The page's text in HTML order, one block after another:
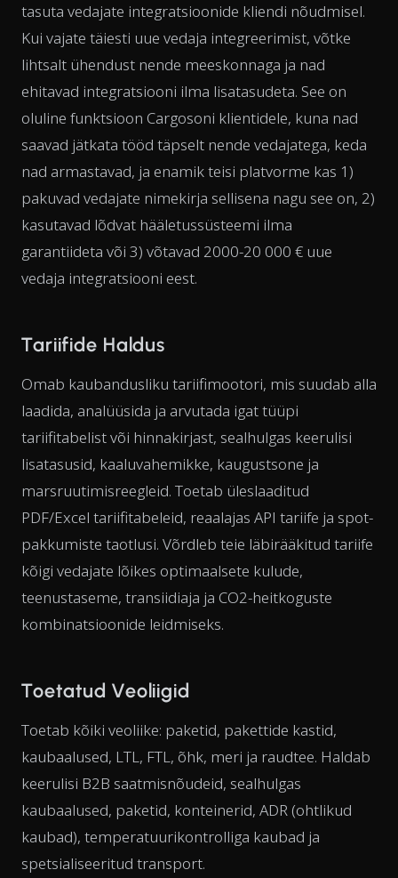
tasuta vedajate integratsioonide kliendi nõudmisel.
Kui vajate täiesti uue vedaja integreerimist, võtke
lihtsalt ühendust nende meeskonnaga ja nad
ehitavad integratsiooni ilma lisatasudeta. See on
oluline funktsioon Cargosoni klientidele, kuna nad
saavad jätkata tööd täpselt nende vedajatega, keda
nad armastavad, ja enamik teisi platvorme kas 1)
pakuvad vedajate nimekirja sellisena nagu see on, 2)
kasutavad lõdvat hääletussüsteemi ilma
garantiideta või 3) võtavad 2000-20 000 € uue
vedaja integratsiooni eest.
Tariifide Haldus
Omab kaubandusliku tariifimootori, mis suudab alla
laadida, analüüsida ja arvutada igat tüüpi
tariifitabelist või hinnakirjast, sealhulgas keerulisi
lisatasusid, kaaluvahemikke, kaugustsone ja
marsruutimisreegleid. Toetab üleslaaditud
PDF/Excel tariifitabeleid, reaalajas API tariife ja spot-
pakkumiste taotlusi. Võrdleb teie läbirääkitud tariife
kõigi vedajate lõikes optimaalsete kulude,
teenustaseme, transiidiaja ja CO2-heitkoguste
kombinatsioonide leidmiseks.
Toetatud Veoliigid
Toetab kõiki veoliike: paketid, pakettide kastid,
kaubaalused, LTL, FTL, õhk, meri ja raudtee. Haldab
keerulisi B2B saatmisnõudeid, sealhulgas
kaubaalused, paketid, konteinerid, ADR (ohtlikud
kaubad), temperatuurikontrolliga kaubad ja
spetsialiseeritud transport.